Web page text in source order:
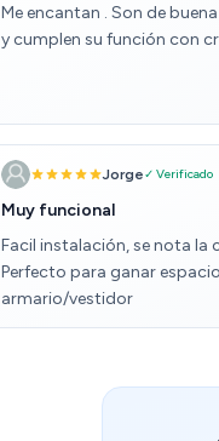
Me encantan . Son de
y cumplen su función con
Jorge✓ Verificado
Muy funcional
Facil instalación, se nota la
Perfecto para ganar
armario/vestidor